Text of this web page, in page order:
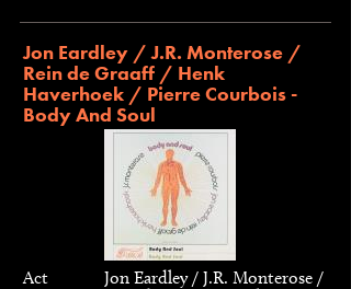
Jon Eardley / J.R. Monterose /
Rein de Graaff / Henk
Haverhoek / Pierre Courbois -
Body And Soul
Act
Jon Eardley / J.R. Monterose /